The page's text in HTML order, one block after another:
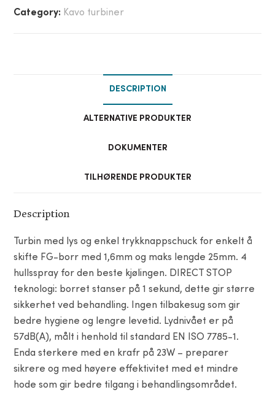
Category: Kavo turbiner
DESCRIPTION
ALTERNATIVE PRODUKTER
DOKUMENTER
TILHØRENDE PRODUKTER
Description
Turbin med lys og enkel trykknappschuck for enkelt å
skifte FG-borr med 1,6mm og maks lengde 25mm. 4
hullsspray for den beste kjølingen. DIRECT STOP
teknologi: borret stanser på 1 sekund, dette gir større
sikkerhet ved behandling. Ingen tilbakesug som gir
bedre hygiene og lengre levetid. Lydnivået er på
57dB(A), målt i henhold til standard EN ISO 7785-1.
Enda sterkere med en krafr på 23W – preparer
sikrere og med høyere effektivitet med et mindre
hode som gir bedre tilgang i behandlingsområdet.